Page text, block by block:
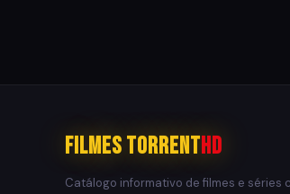
Filmes TorrentHD
Catálogo informativo de filmes e séries